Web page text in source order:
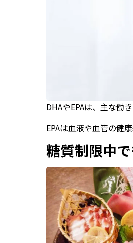
DHAやEPAは、主な働
EPAは血液や血管の健
糖質制限中